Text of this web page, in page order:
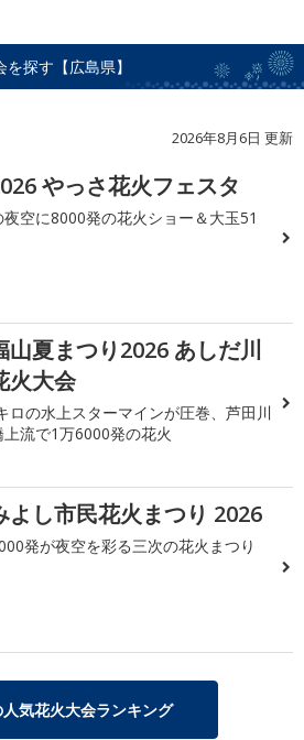
探す【広島県】
2026年8月6日 更新
やっさ花火フェスタ
夜空に8000発の花火ショー＆大玉51
山夏まつり2026 あしだ川
火大会
ロの水上スターマインが圧巻、芦田川
上流で1万6000発の花火
よし市民花火まつり 2026
発が夜空を彩る三次の花火まつり
気花火大会ランキング